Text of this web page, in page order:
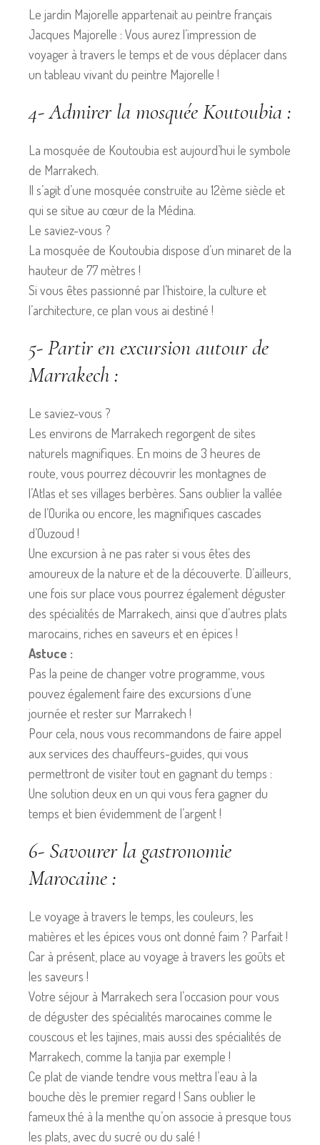
Le jardin Majorelle appartenait au peintre français
Jacques Majorelle : Vous aurez l’impression de
voyager à travers le temps et de vous déplacer dans
un tableau vivant du peintre Majorelle !
4- Admirer la mosquée Koutoubia :
La mosquée de Koutoubia est aujourd’hui le symbole
de Marrakech.
Il s’agit d’une mosquée construite au 12ème siècle et
qui se situe au cœur de la Médina.
Le saviez-vous ?
La mosquée de Koutoubia dispose d’un minaret de la
hauteur de 77 mètres !
Si vous êtes passionné par l’histoire, la culture et
l’architecture, ce plan vous ai destiné !
5- Partir en excursion autour de
Marrakech :
Le saviez-vous ?
Les environs de Marrakech regorgent de sites
naturels magnifiques. En moins de 3 heures de
route, vous pourrez découvrir les montagnes de
l’Atlas et ses villages berbères. Sans oublier la vallée
de l’Ourika ou encore, les magnifiques cascades
d’Ouzoud !
Une excursion à ne pas rater si vous êtes des
amoureux de la nature et de la découverte. D’ailleurs,
une fois sur place vous pourrez également déguster
des spécialités de Marrakech, ainsi que d’autres plats
marocains, riches en saveurs et en épices !
Astuce :
Pas la peine de changer votre programme, vous
pouvez également faire des excursions d’une
journée et rester sur Marrakech !
Pour cela, nous vous recommandons de faire appel
aux services des chauffeurs-guides, qui vous
permettront de visiter tout en gagnant du temps :
Une solution deux en un qui vous fera gagner du
temps et bien évidemment de l’argent !
6- Savourer la gastronomie
Marocaine :
Le voyage à travers le temps, les couleurs, les
matières et les épices vous ont donné faim ? Parfait !
Car à présent, place au voyage à travers les goûts et
les saveurs !
Votre séjour à Marrakech sera l’occasion pour vous
de déguster des spécialités marocaines comme le
couscous et les tajines, mais aussi des spécialités de
Marrakech, comme la tanjia par exemple !
Ce plat de viande tendre vous mettra l’eau à la
bouche dès le premier regard ! Sans oublier le
fameux thé à la menthe qu’on associe à presque tous
les plats, avec du sucré ou du salé !